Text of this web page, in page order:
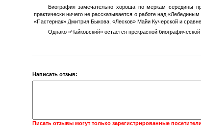
Биография замечательно хороша по меркам середины
практически ничего не рассказывается о работе над
«Пастернак» Дмитрия Быкова, «Лесков» Майи Кучерской и
Однако «Чайковский» остается прекрасной
Написать отзыв:
Писать отзывы могут только зарегистрированные